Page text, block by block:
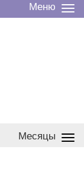
/
Меню
Месяцы